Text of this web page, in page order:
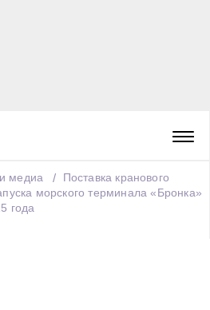
медиа
Поставка кранового
морского терминала «Бронка»
года